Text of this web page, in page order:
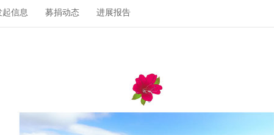
起信息 募捐动态 进展报告